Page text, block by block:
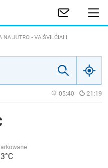
NA JUTRO - VAIŠVILČIAI I
05:40 21:19